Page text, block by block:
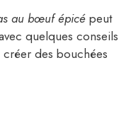
au bœuf épicé peut
quelques conseils
des bouchées